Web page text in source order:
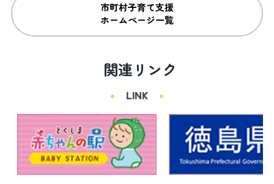
市町村子育て支援
ホームページ一覧
関連リンク
LINK